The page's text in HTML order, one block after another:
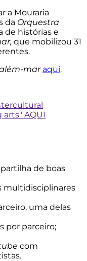
a Mouraria
da Orquestra
de histórias e
que mobilizou 31
mar aqui.
AQUI
de boas
multidisciplinares
uma delas
por parceiro;
com
.